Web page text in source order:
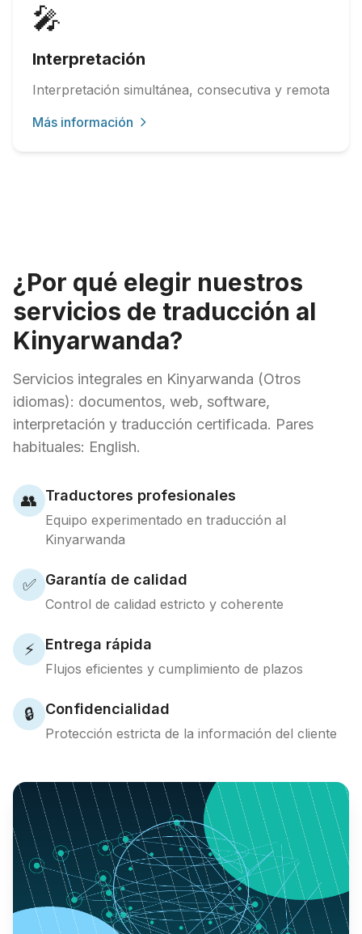
🎤
Interpretación
Interpretación simultánea, consecutiva y remota
Más información
¿Por qué elegir nuestros
servicios de traducción al
Kinyarwanda?
Servicios integrales en Kinyarwanda (Otros
idiomas): documentos, web, software,
interpretación y traducción certificada. Pares
habituales: English.
👥 Traductores profesionales
Equipo experimentado en traducción al
Kinyarwanda
✅ Garantía de calidad
Control de calidad estricto y coherente
⚡ Entrega rápida
Flujos eficientes y cumplimiento de plazos
🔒 Confidencialidad
Protección estricta de la información del cliente